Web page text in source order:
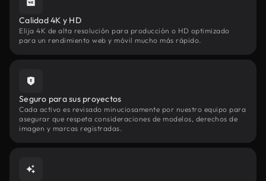
Calidad 4K y HD
Elija 4K de alta resolución para producción o HD optimizado
para un rendimiento web y móvil mucho más rápido.
Seguro para sus proyectos
Cada activo es revisado minuciosamente por nuestro equipo para
asegurar que respeta consideraciones de modelos, derechos de
imagen y marcas registradas.